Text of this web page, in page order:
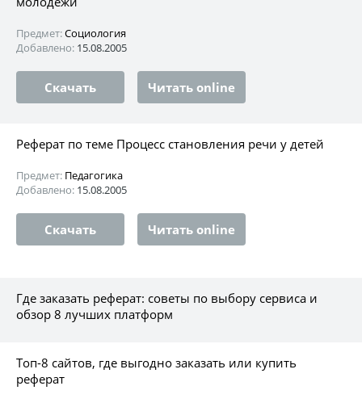
Предмет:Социология
Добавлено: 15.08.2005
Скачать Читать online
Реферат по теме Процесс становления речи у детей
Предмет: Педагогика
Добавлено: 15.08.2005
Скачать Читать online
Где заказать реферат: советы по выбору сервиса и
обзор 8 лучших платформ
Топ-8 сайтов, где выгодно заказать или купить
реферат